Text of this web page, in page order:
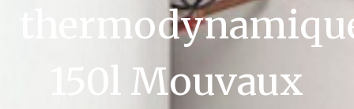
150l Mouvaux